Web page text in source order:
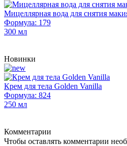
Мицеллярная вода для снятия
Формула: 179
300 мл
Новинки
Крем для тела Golden Vanilla
Формула: 824
250 мл
Комментарии
Чтобы оставлять комментарии